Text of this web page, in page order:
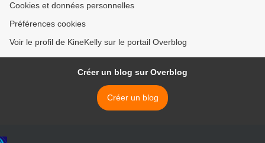
Cookies et données personnelles
Préférences cookies
Voir le profil de KineKelly sur le portail Overblog
Créer un blog sur Overblog
Créer un blog